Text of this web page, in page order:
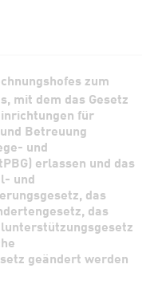
zum
mit dem das Gesetz
für
Betreuung
und
erlassen und das
und
das
das
geändert werden